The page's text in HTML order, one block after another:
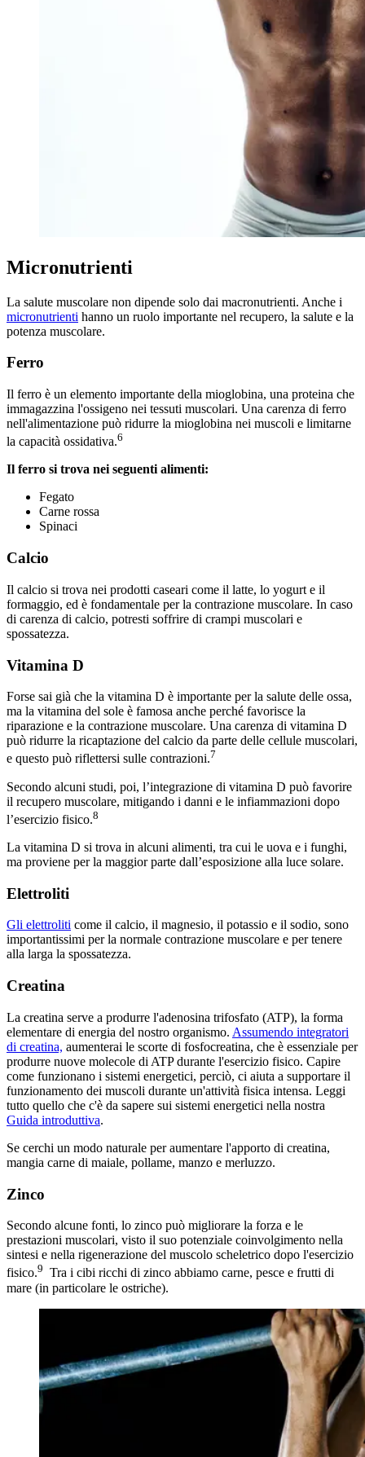
Micronutrienti
La salute muscolare non dipende solo dai macronutrienti. Anche i
micronutrienti hanno un ruolo importante nel recupero, la salute e la
potenza muscolare.
Ferro
Il ferro è un elemento importante della mioglobina, una proteina che
immagazzina l'ossigeno nei tessuti muscolari. Una carenza di ferro
nell'alimentazione può ridurre la mioglobina nei muscoli e limitarne
la capacità ossidativa.6
Il ferro si trova nei seguenti alimenti:
Fegato
Carne rossa
Spinaci
Calcio
Il calcio si trova nei prodotti caseari come il latte, lo yogurt e il
formaggio, ed è fondamentale per la contrazione muscolare. In caso
di carenza di calcio, potresti soffrire di crampi muscolari e
spossatezza.
Vitamina D
Forse sai già che la vitamina D è importante per la salute delle ossa,
ma la vitamina del sole è famosa anche perché favorisce la
riparazione e la contrazione muscolare. Una carenza di vitamina D
può ridurre la ricaptazione del calcio da parte delle cellule muscolari,
e questo può riflettersi sulle contrazioni.7
Secondo alcuni studi, poi, l’integrazione di vitamina D può favorire
il recupero muscolare, mitigando i danni e le infiammazioni dopo
l’esercizio fisico.8
La vitamina D si trova in alcuni alimenti, tra cui le uova e i funghi,
ma proviene per la maggior parte dall’esposizione alla luce solare.
Elettroliti
Gli elettroliti come il calcio, il magnesio, il potassio e il sodio, sono
importantissimi per la normale contrazione muscolare e per tenere
alla larga la spossatezza.
Creatina
La creatina serve a produrre l'adenosina trifosfato (ATP), la forma
elementare di energia del nostro organismo. Assumendo integratori
di creatina, aumenterai le scorte di fosfocreatina, che è essenziale per
produrre nuove molecole di ATP durante l'esercizio fisico. Capire
come funzionano i sistemi energetici, perciò, ci aiuta a supportare il
funzionamento dei muscoli durante un'attività fisica intensa. Leggi
tutto quello che c'è da sapere sui sistemi energetici nella nostra
Guida introduttiva.
Se cerchi un modo naturale per aumentare l'apporto di creatina,
mangia carne di maiale, pollame, manzo e merluzzo.
Zinco
Secondo alcune fonti, lo zinco può migliorare la forza e le
prestazioni muscolari, visto il suo potenziale coinvolgimento nella
sintesi e nella rigenerazione del muscolo scheletrico dopo l'esercizio
fisico.9 Tra i cibi ricchi di zinco abbiamo carne, pesce e frutti di
mare (in particolare le ostriche).